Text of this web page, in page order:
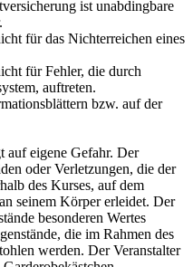
ist unabdingbare
für das Nichterreichen eines
für Fehler, die durch
auftreten.
bzw. auf der
auf eigene Gefahr. Der
oder Verletzungen, die der
des Kurses, auf dem
seinem Körper erleidet. Der
besonderen Wertes
die im Rahmen des
werden. Der Veranstalter